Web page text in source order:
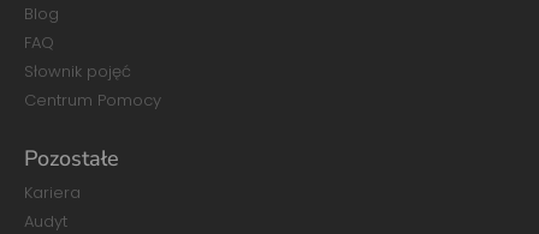
Blog
FAQ
Słownik pojęć
Centrum Pomocy
Pozostałe
Kariera
Audyt